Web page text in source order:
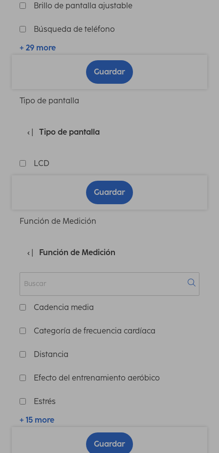
Brillo de pantalla ajustable
Búsqueda de teléfono
+ 29 more
Guardar
Tipo de pantalla
Tipo de pantalla
LCD
Guardar
Función de Medición
Función de Medición
Cadencia media
Categoría de frecuencia cardíaca
Distancia
Efecto del entrenamiento aeróbico
Estrés
+ 15 more
Guardar